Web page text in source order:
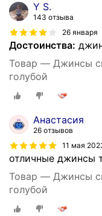
Y S.
143 отзыва
26 января
Достоинства:
Товар — Джинсы
голубой
Анастасия
26 отзывов
11 мая
отличные джинсы
Товар — Джинсы
голубой